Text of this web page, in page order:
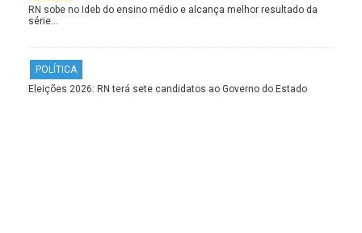
RN sobe no Ideb do ensino médio e alcança melhor resultado da
série…
POLÍTICA
Eleições 2026: RN terá sete candidatos ao Governo do Estado